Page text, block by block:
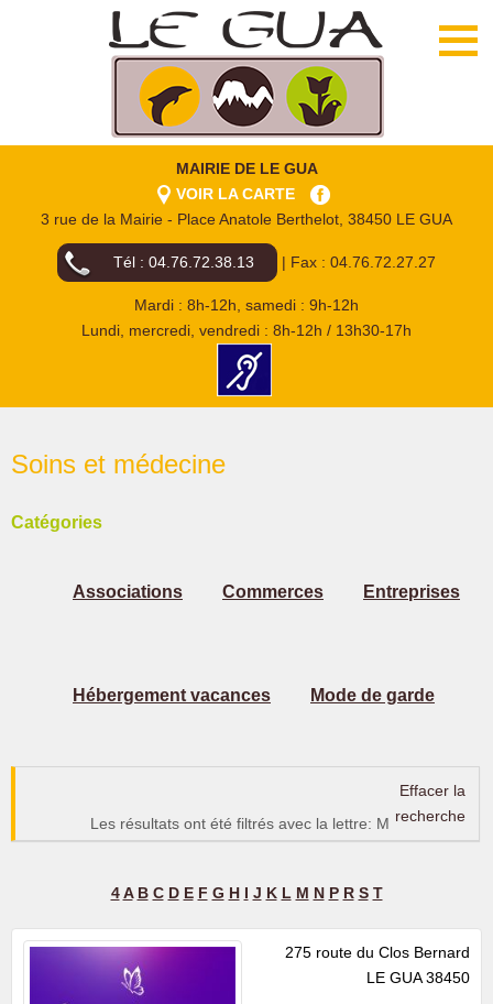
MAIRIE DE LE GUA
VOIR LA CARTE
3 rue de la Mairie - Place Anatole Berthelot, 38450 LE GUA
Tél : 04.76.72.38.13 | Fax : 04.76.72.27.27
Mardi : 8h-12h, samedi : 9h-12h
Lundi, mercredi, vendredi : 8h-12h / 13h30-17h
Soins et médecine
Catégories
Associations Commerces Entreprises
Hébergement vacances Mode de garde
Les résultats ont été filtrés avec la lettre: M
Effacer la
recherche
4 A B C D E F G H I J K L M N P R S T
275 route du Clos Bernard
LE GUA 38450